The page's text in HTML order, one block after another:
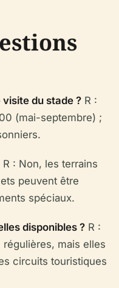
visite du stade ? R :
(mai-septembre) ;
R : Non, les terrains
peuvent être
spéciaux.
disponibles ? R :
mais elles
circuits touristiques